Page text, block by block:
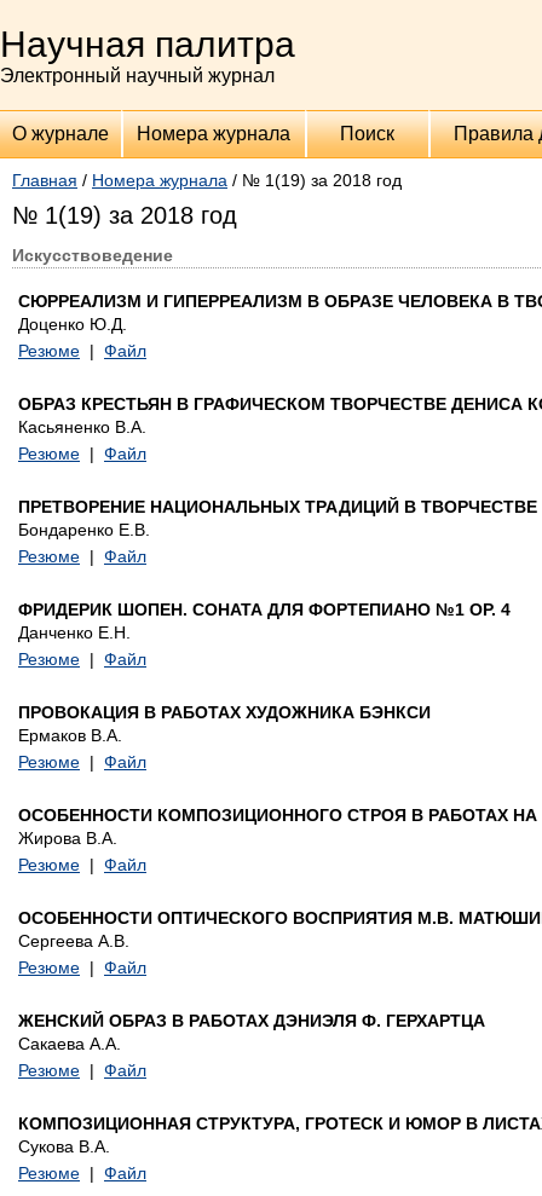
Научная палитра
Электронный научный журнал
О журнале Номера журнала Поиск Правила
Главная / Номера журнала / № 1(19) за 2018 год
№ 1(19) за 2018 год
Искусствоведение
СЮРРЕАЛИЗМ И ГИПЕРРЕАЛИЗМ В ОБРАЗЕ ЧЕЛОВЕКА В
Доценко Ю.Д.
Резюме | Файл
ОБРАЗ КРЕСТЬЯН В ГРАФИЧЕСКОМ ТВОРЧЕСТВЕ ДЕНИСА
Касьяненко В.А.
Резюме | Файл
ПРЕТВОРЕНИЕ НАЦИОНАЛЬНЫХ ТРАДИЦИЙ В
Бондаренко Е.В.
Резюме | Файл
ФРИДЕРИК ШОПЕН. СОНАТА ДЛЯ ФОРТЕПИАНО №1 OP. 4
Данченко Е.Н.
Резюме | Файл
ПРОВОКАЦИЯ В РАБОТАХ ХУДОЖНИКА БЭНКСИ
Ермаков В.А.
Резюме | Файл
ОСОБЕННОСТИ КОМПОЗИЦИОННОГО СТРОЯ В РАБОТАХ
Жирова В.А.
Резюме | Файл
ОСОБЕННОСТИ ОПТИЧЕСКОГО ВОСПРИЯТИЯ М.В.
Сергеева А.В.
Резюме | Файл
ЖЕНСКИЙ ОБРАЗ В РАБОТАХ ДЭНИЭЛЯ Ф. ГЕРХАРТЦА
Сакаева А.А.
Резюме | Файл
КОМПОЗИЦИОННАЯ СТРУКТУРА, ГРОТЕСК И ЮМОР В
Сукова В.А.
Резюме | Файл